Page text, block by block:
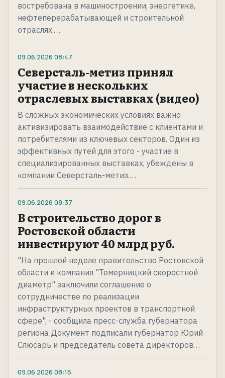
востребована в машиностроении, энергетике,
нефтеперерабатывающей и строительной
отраслях.…
09.06.2026 08:47
Северсталь-метиз принял
участие в нескольких
отраслевых выставках (видео)
В сложных экономических условиях важно
активизировать взаимодействие с клиентами и
потребителями из ключевых секторов. Один из
эффективных путей для этого - участие в
специализированных выставках, убеждены в
компании Северсталь-метиз.…
09.06.2026 08:37
В строительство дорог в
Ростовской области
инвестируют 40 млрд руб.
"На прошлой неделе правительство Ростовской
области и компания "Темерницкий скоростной
диаметр" заключили соглашение о
сотрудничестве по реализации
инфраструктурных проектов в транспортной
сфере", - сообщила пресс-служба губернатора
региона Документ подписали губернатор Юрий
Слюсарь и председатель совета директоров…
09.06.2026 08:15